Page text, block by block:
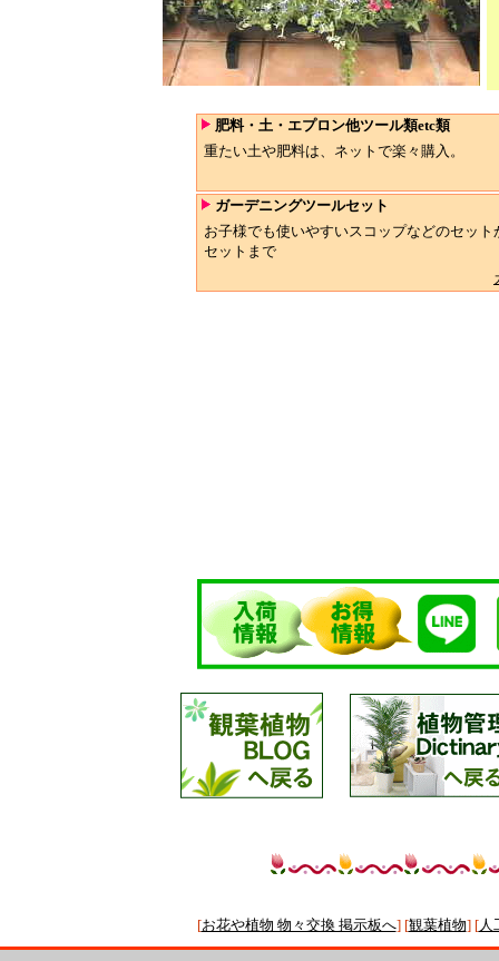
肥料・土・エプロン他ツール類etc類
重たい土や肥料は、ネットで楽々購入。
ガーデニングツールセット
お子様でも使いやすいスコップなどのセット
セットまで
[お花や植物 物々交換 掲示板へ] [観葉植物] [人